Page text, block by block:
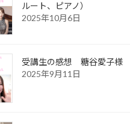
ルート、ピアノ）
2025年10月6日
受講生の感想 糖谷愛子様
2025年9月11日